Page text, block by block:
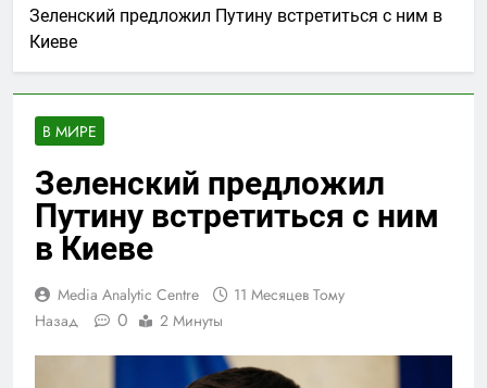
Зеленский предложил Путину встретиться с ним в
Киеве
В МИРЕ
Зеленский предложил
Путину встретиться с ним
в Киеве
Media Analytic Centre
11 Месяцев Тому
Назад
0 2 Минуты